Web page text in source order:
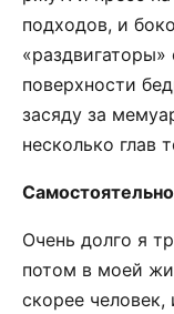
подходов, и
поверхности
засяду за
несколько глав
Очень долго я
потом в моей
скорее